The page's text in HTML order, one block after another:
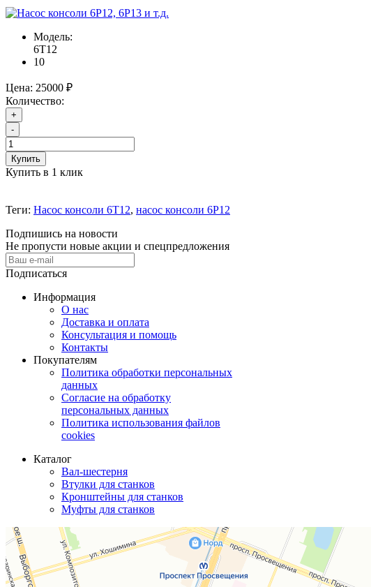
Модель:
6Т12
10
Цена: 25000 ₽
Количество:
+
-
Купить
Купить в 1 клик
Теги: Насос консоли 6Т12, насос консоли 6Р12
Подпишись на новости
Не пропусти новые акции и спецпредложения
Подписаться
Информация
О нас
Доставка и оплата
Консультация и помощь
Контакты
Покупателям
Политика обработки персональных
данных
Согласие на обработку
персональных данных
Политика использования файлов
cookies
Каталог
Вал-шестерня
Втулки для станков
Кронштейны для станков
Муфты для станков